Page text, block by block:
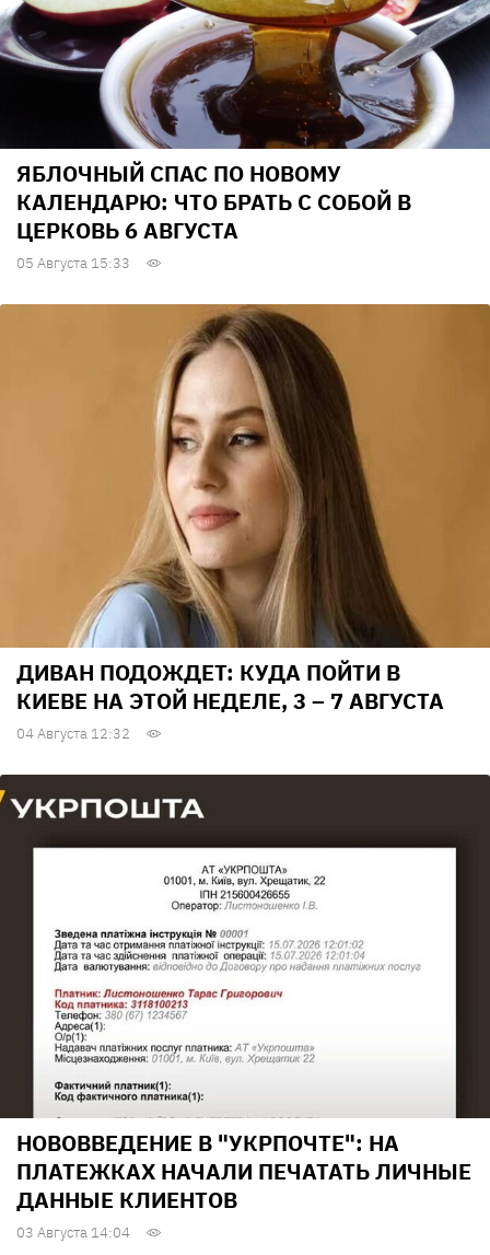
ЯБЛОЧНЫЙ СПАС ПО НОВОМУ
КАЛЕНДАРЮ: ЧТО БРАТЬ С СОБОЙ В
ЦЕРКОВЬ 6 АВГУСТА
05 Августа 15:33
ДИВАН ПОДОЖДЕТ: КУДА ПОЙТИ В
КИЕВЕ НА ЭТОЙ НЕДЕЛЕ, 3 – 7 АВГУСТА
04 Августа 12:32
НОВОВВЕДЕНИЕ В "УКРПОЧТЕ": НА
ПЛАТЕЖКАХ НАЧАЛИ ПЕЧАТАТЬ ЛИЧНЫЕ
ДАННЫЕ КЛИЕНТОВ
03 Августа 14:04